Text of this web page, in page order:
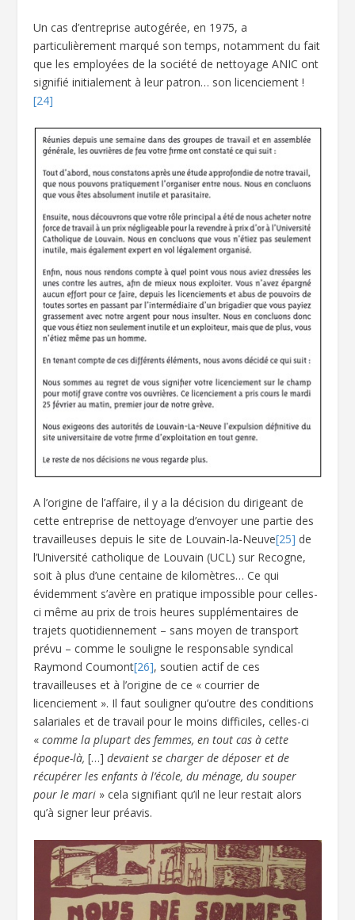
Un cas d’entreprise autogérée, en 1975, a
particulièrement marqué son temps, notamment du fait
que les employées de la société de nettoyage ANIC ont
signifié initialement à leur patron… son licenciement !
[24]
A l’origine de l’affaire, il y a la décision du dirigeant de
cette entreprise de nettoyage d’envoyer une partie des
travailleuses depuis le site de Louvain-la-Neuve[25] de
l’Université catholique de Louvain (UCL) sur Recogne,
soit à plus d’une centaine de kilomètres… Ce qui
évidemment s’avère en pratique impossible pour celles-
ci même au prix de trois heures supplémentaires de
trajets quotidiennement – sans moyen de transport
prévu – comme le souligne le responsable syndical
Raymond Coumont[26], soutien actif de ces
travailleuses et à l’origine de ce « courrier de
licenciement ». Il faut souligner qu’outre des conditions
salariales et de travail pour le moins difficiles, celles-ci
«comme la plupart des femmes, en tout cas à cette
époque-là, […]devaient se charger de déposer et de
récupérer les enfants à l’école, du ménage, du souper
pour le mari » cela signifiant qu’il ne leur restait alors
qu’à signer leur préavis.